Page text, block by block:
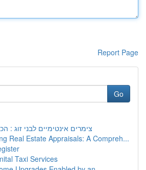
Report Page
Go
צימרים אינטימיים לבני זוג :
Real Estate Appraisals: A Compreh...
Taxi Services